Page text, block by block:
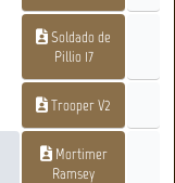
Soldado de
Pillio 17
Trooper V2
Mortimer
Ramsey